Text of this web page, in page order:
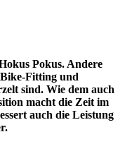
Pokus. Andere
Bike-Fitting und
sind. Wie dem auch
macht die Zeit im
auch die Leistung